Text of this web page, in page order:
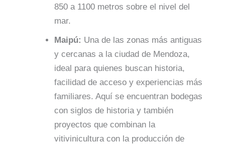
850 a 1100 metros sobre el nivel del
mar.
Maipú: Una de las zonas más antiguas
y cercanas a la ciudad de Mendoza,
ideal para quienes buscan historia,
facilidad de acceso y experiencias más
familiares. Aquí se encuentran bodegas
con siglos de historia y también
proyectos que combinan la
vitivinicultura con la producción de